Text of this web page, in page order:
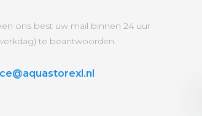
ons best uw mail binnen 24 uur
te beantwoorden.